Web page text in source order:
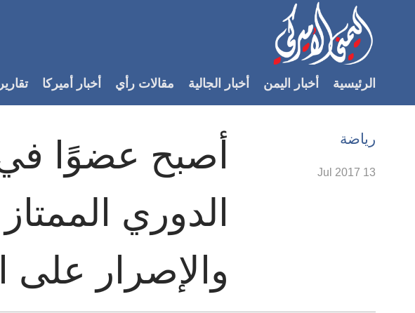
Accessibility
الرئيسي
الأقسام
الرئيسية أخبار اليمن أخبار الجالية مقالات رأي أخبار أميركا تقارير
رياضة
أصبح عضوًا
الدوري
والإصرار على
13 Jul 2017